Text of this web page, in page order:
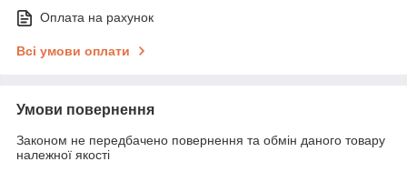
Оплата на рахунок
Всі умови оплати
Умови повернення
Законом не передбачено повернення та обмін даного товару
належної якості